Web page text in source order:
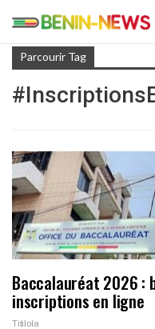
Parcourir Tag
Baccalauréat 2026 :
inscriptions en ligne
Titilola